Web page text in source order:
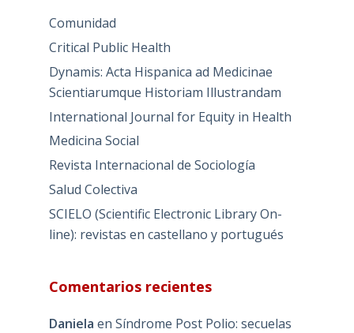
Comunidad
Critical Public Health
Dynamis: Acta Hispanica ad Medicinae
Scientiarumque Historiam Illustrandam
International Journal for Equity in Health
Medicina Social
Revista Internacional de Sociología
Salud Colectiva
SCIELO (Scientific Electronic Library On-
line): revistas en castellano y portugués
Comentarios recientes
Daniela en Síndrome Post Polio: secuelas